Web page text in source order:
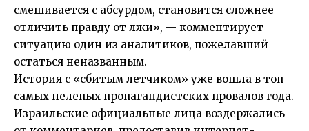
смешивается с абсурдом, становится сложнее
отличить правду от лжи», — комментирует
ситуацию один из аналитиков, пожелавший
остаться неназванным.
История с «сбитым летчиком» уже вошла в топ
самых нелепых пропагандистских провалов года.
Израильские официальные лица воздержались